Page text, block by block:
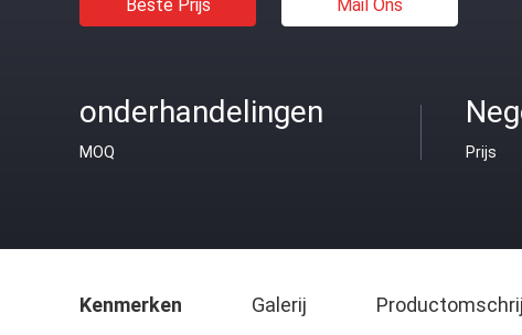
Beste Prijs Mail Ons
onderhandelingen
MOQ Prijs
Kenmerken Galerij